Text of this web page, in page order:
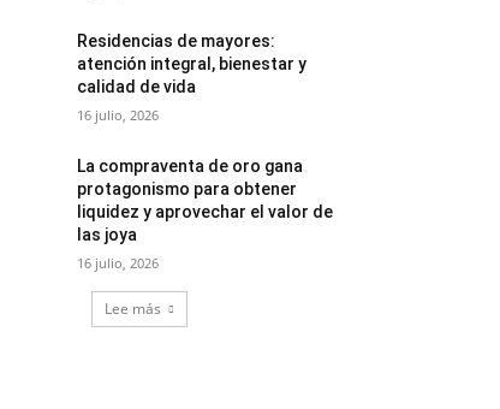
Residencias de mayores:
atención integral, bienestar y
calidad de vida
16 julio, 2026
La compraventa de oro gana
protagonismo para obtener
liquidez y aprovechar el valor de
las joya
16 julio, 2026
Lee más